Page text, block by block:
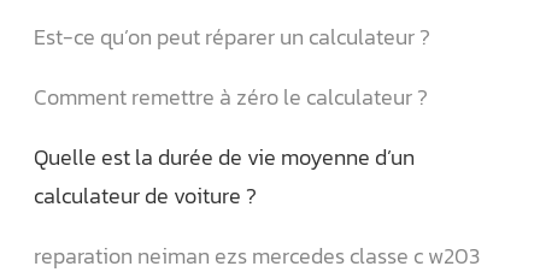
Est-ce qu’on peut réparer un calculateur ?
Comment remettre à zéro le calculateur ?
Quelle est la durée de vie moyenne d’un
calculateur de voiture ?
reparation neiman ezs mercedes classe c w203